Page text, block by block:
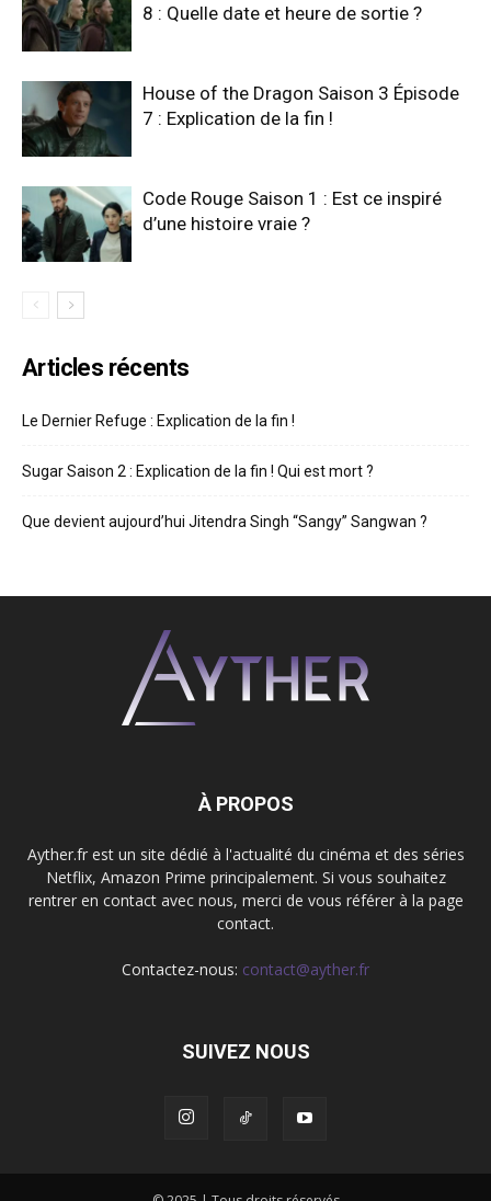
8 : Quelle date et heure de sortie ?
House of the Dragon Saison 3 Épisode
7 : Explication de la fin !
Code Rouge Saison 1 : Est ce inspiré
d’une histoire vraie ?
Articles récents
Le Dernier Refuge : Explication de la fin !
Sugar Saison 2 : Explication de la fin ! Qui est mort ?
Que devient aujourd’hui Jitendra Singh “Sangy” Sangwan ?
À PROPOS
Ayther.fr est un site dédié à l'actualité du cinéma et des séries
Netflix, Amazon Prime principalement. Si vous souhaitez
rentrer en contact avec nous, merci de vous référer à la page
contact.
Contactez-nous: contact@ayther.fr
SUIVEZ NOUS